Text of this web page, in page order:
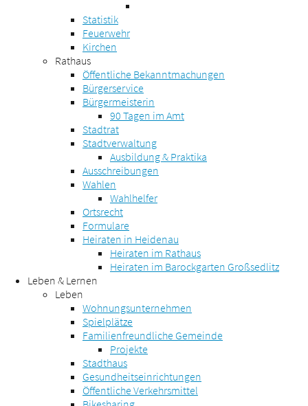
Statistik
Feuerwehr
Kirchen
Rathaus
Öffentliche Bekanntmachungen
Bürgerservice
Bürgermeisterin
90 Tagen im Amt
Stadtrat
Stadtverwaltung
Ausbildung & Praktika
Ausschreibungen
Wahlen
Wahlhelfer
Ortsrecht
Formulare
Heiraten in Heidenau
Heiraten im Rathaus
Heiraten im Barockgarten Großsedlitz
Leben & Lernen
Leben
Wohnungsunternehmen
Spielplätze
Familienfreundliche Gemeinde
Projekte
Stadthaus
Gesundheitseinrichtungen
Öffentliche Verkehrsmittel